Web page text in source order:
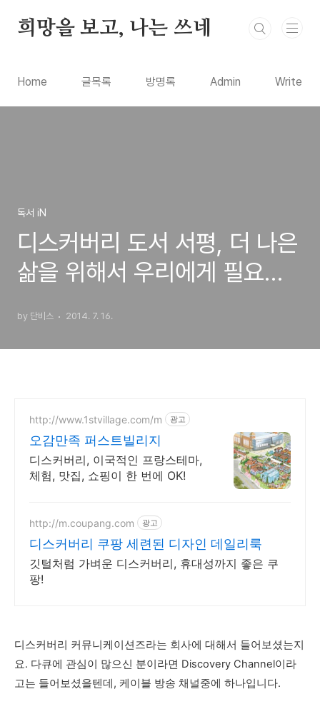
희망을 보고, 나는 쓰네
Home 글목록 방명록 Admin Write
독서 iN
디스커버리 도서 서평, 더 나은
삶을 위해서 우리에게 필요한
by 단비스 2014. 7. 16.
http://www.1stvillage.com/m 광고
오감만족 퍼스트빌리지
디스커버리, 이국적인 프랑스테마,
체험, 맛집, 쇼핑이 한 번에 OK!
http://m.coupang.com 광고
디스커버리 쿠팡 세련된 디자인 데일리룩
깃털처럼 가벼운 디스커버리, 휴대성까지 좋은 쿠
팡!
디스커버리 커뮤니케이션즈라는 회사에 대해서 들어보셨는지
요. 다큐에 관심이 많으신 분이라면 Discovery Channel이라
고는 들어보셨을텐데, 케이블 방송 채널중에 하나입니다.